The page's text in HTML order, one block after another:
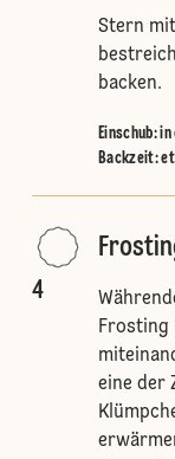
Stern
backen.
Einschub:in
Backzeit:
4
Frosting
eine der